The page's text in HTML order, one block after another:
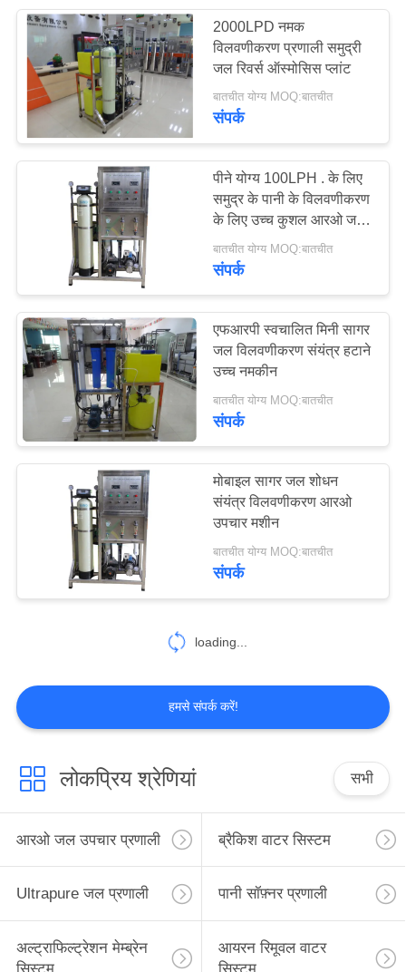
आयरन रिमूवल वाटर
सिस्टम
29
आयन एक्सचेंज वाटर
ट्रीटमेंट सिस्टम
21
समुद्री जल विलवणीकरण
प्रणाली
स्वचालित जल भराव
11
ओजोन नसबंदी प्रणाली
12
2000LPD नमक
विलवणीकरण प्रणाली समुद्री
जल रिवर्स ऑस्मोसिस प्लांट
बातचीत योग्य MOQ:बातचीत
संपर्क
पीने योग्य 100LPH . के लिए
समुद्र के पानी के विलवणीकरण
के लिए उच्च कुशल आरओ जल
शोधक मशीन
बातचीत योग्य MOQ:बातचीत
संपर्क
एफआरपी स्वचालित मिनी सागर
जल विलवणीकरण संयंत्र हटाने
उच्च नमकीन
बातचीत योग्य MOQ:बातचीत
संपर्क
मोबाइल सागर जल शोधन
संयंत्र विलवणीकरण आरओ
उपचार मशीन
बातचीत योग्य MOQ:बातचीत
संपर्क
loading...
हमसे संपर्क करें!
लोकप्रिय श्रेणियां सभी
आरओ जल उपचार प्रणाली ब्रैकिश वाटर सिस्टम
Ultrapure जल प्रणाली पानी सॉफ़्नर प्रणाली
अल्ट्राफिल्ट्रेशन मेम्ब्रेन
आयरन रिमूवल वाटर